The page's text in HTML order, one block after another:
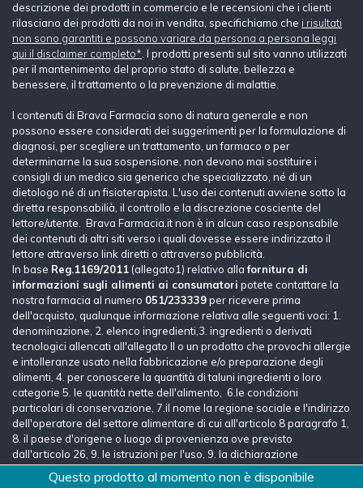
Questo prodotto al momento non è disponibile
descrizione dei prodotti in commercio e le recensioni che i clienti
rilasciano dei prodotti da noi in vendita, specifichiamo che i risultati
non sono garantiti e possono variare da persona a persona leggi
qui il disclaimer completo* . I prodotti presenti sul sito vanno utilizzati
per il mantenimento del proprio stato di salute, bellezza e
benessere, il trattamento o la prevenzione di malattie.
I contenuti di Brava Farmacia sono di natura generale e non
possono essere considerati dei suggerimenti per la formulazione di
diagnosi, per scegliere un trattamento, un farmaco o per
determinarne la sua sospensione, non devono mai sostituire i
consigli di un medico sia generico che specializzato, né di un
dietologo né di un fisioterapista. L'uso dei contenuti avviene sotto la
diretta responsabilià, il controllo e la discrezione cosciente del
lettore/utente. Brava Farmacia.it non è in alcun caso responsabile
dei contenuti di altri siti verso i quali dovesse essere indirizzato il
lettore attraverso link diretti o attraverso pubblicità.
In base Reg.1169/2011 (allegato1) relativo allafornitura di
informazioni sugli alimenti ai consumatori potete contattare la
nostra farmacia al numero 051/233339per ricevere prima
dell'acquisto, qualunque informazione relativa alle seguenti voci: 1.
denominazione, 2. elenco ingredienti,3. ingredienti o derivati
tecnologici allencati all'allegato II o un prodotto che provochi allergie
e intolleranze usato nella fabbricazione e/o preparazione degli
alimenti, 4. per conoscere la quantità di taluni ingredienti o loro
categorie 5. le quantità nette dell'alimento, 6.le condizioni
particolari di conservazione, 7.il nome la regione sociale e l'indirizzo
dell'operatore del settore alimentare di cui all'articolo 8 paragrafo 1,
8. il paese d'origene o luogo di provenienza ove previsto
dall'articolo 26, 9. le istruzioni per l'uso, 9. la dichiarazione
nutrizionale, 10. il titolo alcolimetrico e volumetrico effettivo.